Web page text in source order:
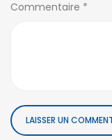
Commentaire *